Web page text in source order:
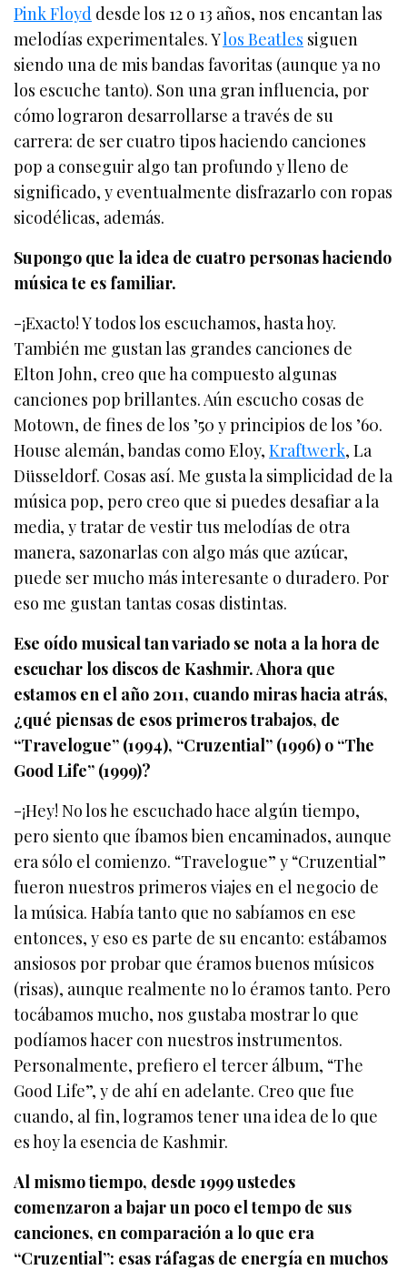
Pink Floyd desde los 12 o 13 años, nos encantan las
melodías experimentales. Ylos Beatles siguen
siendo una de mis bandas favoritas (aunque ya no
los escuche tanto). Son una gran influencia, por
cómo lograron desarrollarse a través de su
carrera: de ser cuatro tipos haciendo canciones
pop a conseguir algo tan profundo y lleno de
significado, y eventualmente disfrazarlo con ropas
sicodélicas, además.
Supongo que la idea de cuatro personas haciendo
música te es familiar.
-¡Exacto! Y todos los escuchamos, hasta hoy.
También me gustan las grandes canciones de
Elton John, creo que ha compuesto algunas
canciones pop brillantes. Aún escucho cosas de
Motown, de fines de los ’50 y principios de los ’60.
House alemán, bandas como Eloy,Kraftwerk, La
Düsseldorf. Cosas así. Me gusta la simplicidad de la
música pop, pero creo que si puedes desafiar a la
media, y tratar de vestir tus melodías de otra
manera, sazonarlas con algo más que azúcar,
puede ser mucho más interesante o duradero. Por
eso me gustan tantas cosas distintas.
Ese oído musical tan variado se nota a la hora de
escuchar los discos de Kashmir. Ahora que
estamos en el año 2011, cuando miras hacia atrás,
¿qué piensas de esos primeros trabajos, de
“Travelogue” (1994), “Cruzential” (1996) o “The
Good Life” (1999)?
-¡Hey! No los he escuchado hace algún tiempo,
pero siento que íbamos bien encaminados, aunque
era sólo el comienzo. “Travelogue” y “Cruzential”
fueron nuestros primeros viajes en el negocio de
la música. Había tanto que no sabíamos en ese
entonces, y eso es parte de su encanto: estábamos
ansiosos por probar que éramos buenos músicos
(risas), aunque realmente no lo éramos tanto. Pero
tocábamos mucho, nos gustaba mostrar lo que
podíamos hacer con nuestros instrumentos.
Personalmente, prefiero el tercer álbum, “The
Good Life”, y de ahí en adelante. Creo que fue
cuando, al fin, logramos tener una idea de lo que
es hoy la esencia de Kashmir.
Al mismo tiempo, desde 1999 ustedes
comenzaron a bajar un poco el tempo de sus
canciones, en comparación a lo que era
“Cruzential”: esas ráfagas de energía en muchos